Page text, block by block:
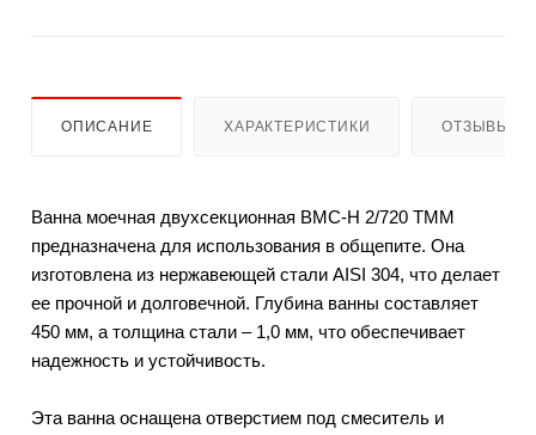
ОПИСАНИЕ ХАРАКТЕРИСТИКИ ОТЗЫВЫ
Ванна моечная двухсекционная ВМС-Н 2/720 ТММ
предназначена для использования в общепите. Она
изготовлена из нержавеющей стали AISI 304, что делает
ее прочной и долговечной. Глубина ванны составляет
450 мм, а толщина стали – 1,0 мм, что обеспечивает
надежность и устойчивость.
Эта ванна оснащена отверстием под смеситель и